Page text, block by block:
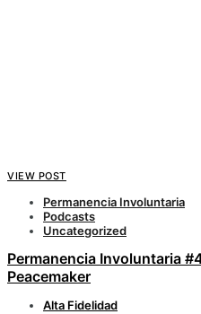
VIEW POST
Permanencia Involuntaria
Podcasts
Uncategorized
Permanencia Involuntaria
Peacemaker
Alta Fidelidad